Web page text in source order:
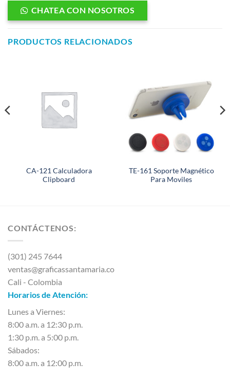
CHATEA CON NOSOTROS
PRODUCTOS RELACIONADOS
CA-121 Calculadora
Clipboard
TE-161 Soporte Magnético
Para Moviles
CONTÁCTENOS:
(301) 245 7644
ventas@graficassantamaria.co
Cali - Colombia
Horarios de Atención:
Lunes a Viernes:
8:00 a.m. a 12:30 p.m.
1:30 p.m. a 5:00 p.m.
Sábados:
8:00 a.m. a 12:00 p.m.